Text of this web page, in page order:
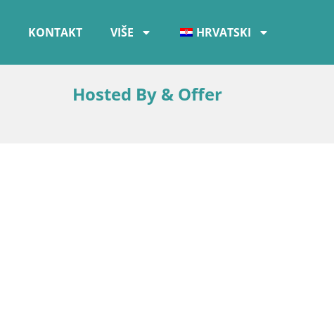
KONTAKT VIŠE HRVATSKI
Hosted By & Offer